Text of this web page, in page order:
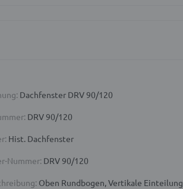
Dachfenster DRV 90/120
DRV 90/120
Hist. Dachfenster
Nummer: DRV 90/120
Oben Rundbogen, Vertikale Einteilung